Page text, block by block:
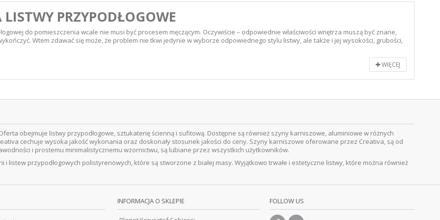
LISTWY PRZYPODŁOGOWE
do pomieszczenia wcale nie musi być procesem męczącym. Oczywiście – odpowiednie właściwości wnętrza muszą być znane,
Wtem zdawać się może, że problem nie tkwi jedynie w wyborze odpowiednego stylu listwy, ale także i jej wysokości, grubości,
WIĘCEJ
obejmuje listwy przypodłogowe, sztukaterię ścienną i sufitową. Dostępne są również szyny karniszowe, aluminiowe w różnych
cechuje wysoka jakość wykonania oraz doskonały stosunek jakości do ceny. Szyny karniszowe oferowane przez Creativa, są od
i prostemu minimalistycznemu wzornictwu, są lubiane przez wszystkich użytkowników.
listew przypodłogowych polistyrenowych, które są stworzone z białej masy. Wyjątkowo trwałe i estetyczne listwy, które można również
INFORMACJA O SKLEPIE FOLLOW US